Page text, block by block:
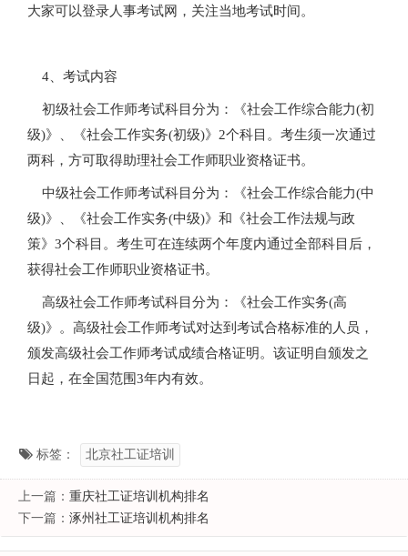
大家可以登录人事考试网，关注当地考试时间。
4、考试内容
初级社会工作师考试科目分为：《社会工作综合能力(初
级)》、《社会工作实务(初级)》2个科目。考生须一次通过
两科，方可取得助理社会工作师职业资格证书。
中级社会工作师考试科目分为：《社会工作综合能力(中
级)》、《社会工作实务(中级)》和《社会工作法规与政
策》3个科目。考生可在连续两个年度内通过全部科目后，
获得社会工作师职业资格证书。
高级社会工作师考试科目分为：《社会工作实务(高
级)》。高级社会工作师考试对达到考试合格标准的人员，
颁发高级社会工作师考试成绩合格证明。该证明自颁发之
日起，在全国范围3年内有效。
标签： 北京社工证培训
上一篇： 重庆社工证培训机构排名
下一篇： 涿州社工证培训机构排名